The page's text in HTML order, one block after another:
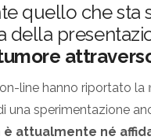
quello che
della
line hanno riportato la
una sperimentazione
è attualmente né